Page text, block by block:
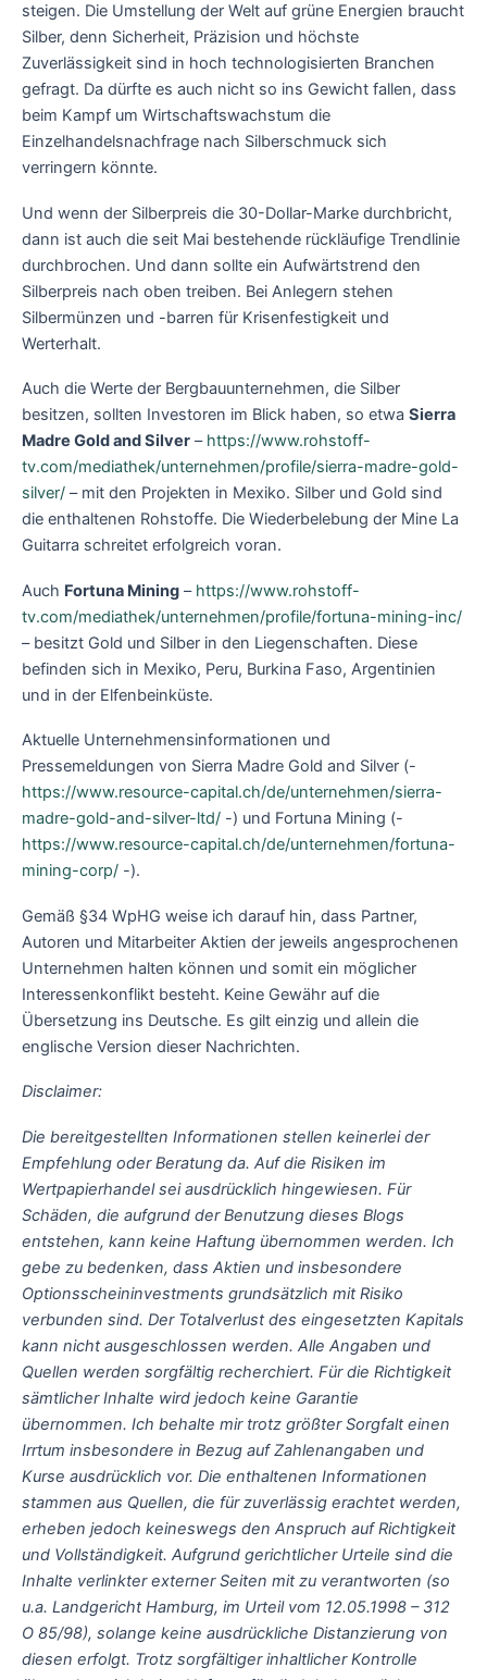
steigen. Die Umstellung der Welt auf grüne Energien braucht
Silber, denn Sicherheit, Präzision und höchste
Zuverlässigkeit sind in hoch technologisierten Branchen
gefragt. Da dürfte es auch nicht so ins Gewicht fallen, dass
beim Kampf um Wirtschaftswachstum die
Einzelhandelsnachfrage nach Silberschmuck sich
verringern könnte.
Und wenn der Silberpreis die 30-Dollar-Marke durchbricht,
dann ist auch die seit Mai bestehende rückläufige Trendlinie
durchbrochen. Und dann sollte ein Aufwärtstrend den
Silberpreis nach oben treiben. Bei Anlegern stehen
Silbermünzen und -barren für Krisenfestigkeit und
Werterhalt.
Auch die Werte der Bergbauunternehmen, die Silber
besitzen, sollten Investoren im Blick haben, so etwa Sierra
Madre Gold and Silver – https://www.rohstoff-
tv.com/mediathek/unternehmen/profile/sierra-madre-gold-
silver/ – mit den Projekten in Mexiko. Silber und Gold sind
die enthaltenen Rohstoffe. Die Wiederbelebung der Mine La
Guitarra schreitet erfolgreich voran.
Auch Fortuna Mining – https://www.rohstoff-
tv.com/mediathek/unternehmen/profile/fortuna-mining-inc/
– besitzt Gold und Silber in den Liegenschaften. Diese
befinden sich in Mexiko, Peru, Burkina Faso, Argentinien
und in der Elfenbeinküste.
Aktuelle Unternehmensinformationen und
Pressemeldungen von Sierra Madre Gold and Silver (-
https://www.resource-capital.ch/de/unternehmen/sierra-
madre-gold-and-silver-ltd/ -) und Fortuna Mining (-
https://www.resource-capital.ch/de/unternehmen/fortuna-
mining-corp/ -).
Gemäß §34 WpHG weise ich darauf hin, dass Partner,
Autoren und Mitarbeiter Aktien der jeweils angesprochenen
Unternehmen halten können und somit ein möglicher
Interessenkonflikt besteht. Keine Gewähr auf die
Übersetzung ins Deutsche. Es gilt einzig und allein die
englische Version dieser Nachrichten.
Disclaimer:
Die bereitgestellten Informationen stellen keinerlei der
Empfehlung oder Beratung da. Auf die Risiken im
Wertpapierhandel sei ausdrücklich hingewiesen. Für
Schäden, die aufgrund der Benutzung dieses Blogs
entstehen, kann keine Haftung übernommen werden. Ich
gebe zu bedenken, dass Aktien und insbesondere
Optionsscheininvestments grundsätzlich mit Risiko
verbunden sind. Der Totalverlust des eingesetzten Kapitals
kann nicht ausgeschlossen werden. Alle Angaben und
Quellen werden sorgfältig recherchiert. Für die Richtigkeit
sämtlicher Inhalte wird jedoch keine Garantie
übernommen. Ich behalte mir trotz größter Sorgfalt einen
Irrtum insbesondere in Bezug auf Zahlenangaben und
Kurse ausdrücklich vor. Die enthaltenen Informationen
stammen aus Quellen, die für zuverlässig erachtet werden,
erheben jedoch keineswegs den Anspruch auf Richtigkeit
und Vollständigkeit. Aufgrund gerichtlicher Urteile sind die
Inhalte verlinkter externer Seiten mit zu verantworten (so
u.a. Landgericht Hamburg, im Urteil vom 12.05.1998 – 312
O 85/98), solange keine ausdrückliche Distanzierung von
diesen erfolgt. Trotz sorgfältiger inhaltlicher Kontrolle